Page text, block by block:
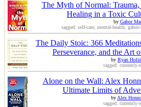
The Myth of Normal: Trauma,
Healing in a Toxic
by Gabor
tagged: self-care, mental-health,
The Daily Stoic: 366
Perseverance, and the Art
by Ryan
tagged: currently-
Alone on the Wall: Alex
Ultimate Limits of
byAlex
tagged: currently-